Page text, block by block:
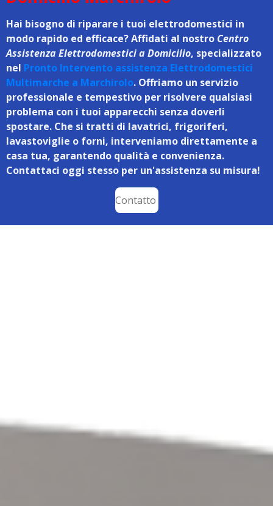
Hai bisogno di riparare i tuoi elettrodomestici in
modo rapido ed efficace? Affidati al nostro Centro
Assistenza Elettrodomestici a Domicilio, specializzato
nel Pronto Intervento assistenza Elettrodomestici
Multimarche a Marchirolo. Offriamo un servizio
professionale e tempestivo per risolvere qualsiasi
problema con i tuoi apparecchi senza doverli
spostare. Che si tratti di lavatrici, frigoriferi,
lavastoviglie o forni, interveniamo direttamente a
casa tua, garantendo qualità e convenienza.
Contattaci oggi stesso per un'assistenza su misura!
Contatto